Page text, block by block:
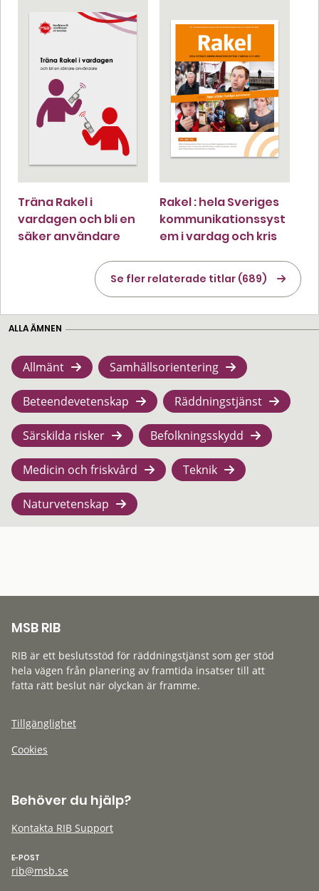
Träna Rakel i
vardagen och bli en
säker användare
Rakel : hela Sveriges
kommunikationssyst
em i vardag och kris
Se fler relaterade titlar (689)
ALLA ÄMNEN
Allmänt Samhällsorientering
Beteendevetenskap Räddningstjänst
Särskilda risker Befolkningsskydd
Medicin och friskvård Teknik
Naturvetenskap
MSB RIB
RIB är ett beslutsstöd för räddningstjänst som ger stöd
hela vägen från planering av framtida insatser till att
fatta rätt beslut när olyckan är framme.
Tillgänglighet
Cookies
Behöver du hjälp?
Kontakta RIB Support
E-POST
rib@msb.se